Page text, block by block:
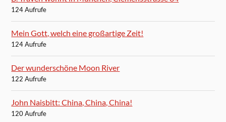
124 Aufrufe
Mein Gott, welch eine großartige Zeit!
124 Aufrufe
Der wunderschöne Moon River
122 Aufrufe
John Naisbitt: China, China, China!
120 Aufrufe